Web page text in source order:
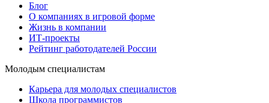
Блог
О компаниях в игровой форме
Жизнь в компании
ИТ-проекты
Рейтинг работодателей России
Молодым специалистам
Карьера для молодых специалистов
Школа программистов